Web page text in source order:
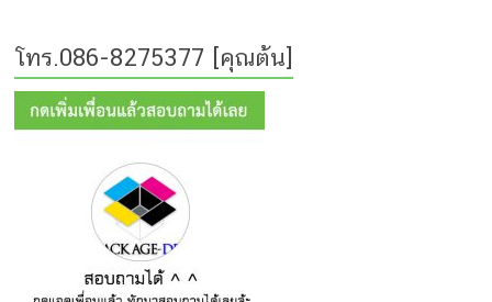
โทร.086-8275377 [คุณต้น]